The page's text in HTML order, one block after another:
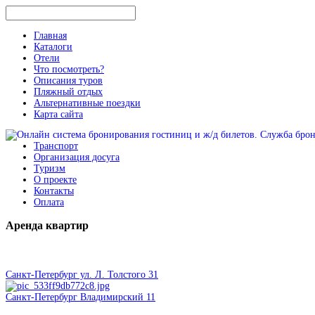
Главная
Каталоги
Отели
Что посмотреть?
Описания туров
Пляжный отдых
Альтернативные поездки
Карта сайта
Транспорт
Организация досуга
Туризм
О проекте
Контакты
Оплата
Аренда квартир
Санкт-Петербург ул. Л. Толстого 31
Санкт-Петербург Владимирский 11